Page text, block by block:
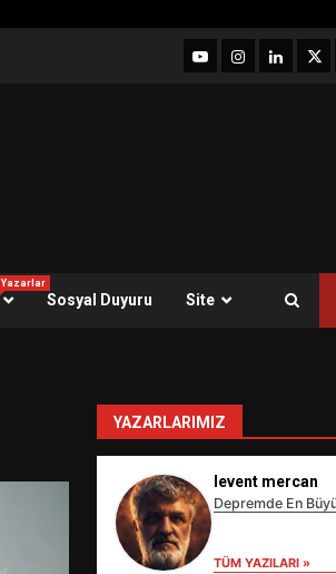
YouTubeInstagram
LinkedIn
Yazarlar
Sosyal Duyuru Site
YAZARLARIMIZ
levent mercan
Depremde En
TÜM YAZILARI »